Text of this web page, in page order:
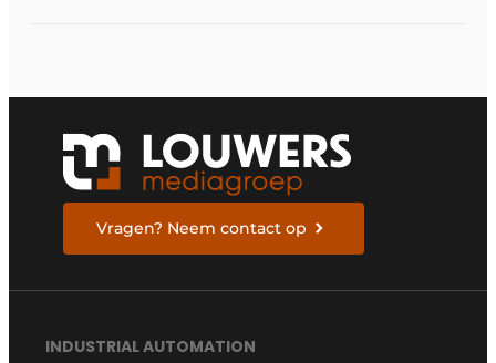
Vragen? Neem contact op
INDUSTRIAL AUTOMATION